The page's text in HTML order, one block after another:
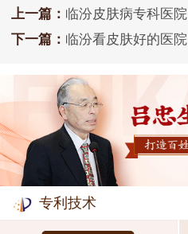
上一篇： 临汾皮肤病专科医院
下一篇： 临汾看皮肤好的医院
专利技术